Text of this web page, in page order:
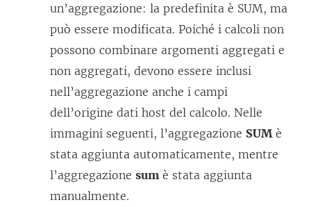
un’aggregazione: la predefinita è SUM, ma
può essere modificata. Poiché i calcoli non
possono combinare argomenti aggregati e
non aggregati, devono essere inclusi
nell’aggregazione anche i campi
dell’origine dati host del calcolo. Nelle
immagini seguenti, l’aggregazione SUM è
stata aggiunta automaticamente, mentre
l’aggregazione sum è stata aggiunta
manualmente.